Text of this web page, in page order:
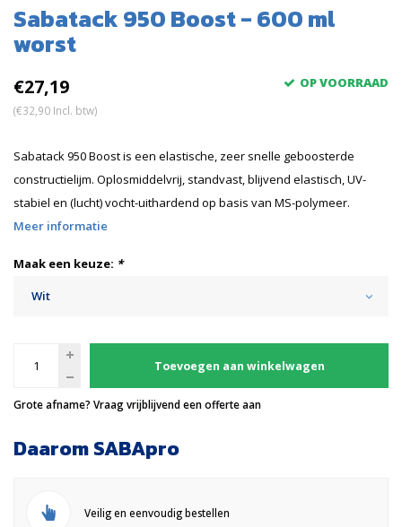
Sabatack 950 Boost - 600 ml
worst
€27,19
(€32,90 Incl. btw)
OP VOORRAAD
Sabatack 950 Boost is een elastische, zeer snelle geboosterde
constructielijm. Oplosmiddelvrij, standvast, blijvend elastisch, UV-
stabiel en (lucht) vocht-uithardend op basis van MS-polymeer.
Meer informatie
Maak een keuze: *
Wit
Toevoegen aan winkelwagen
Grote afname? Vraag vrijblijvend een offerte aan
Daarom SABApro
Veilig en eenvoudig bestellen